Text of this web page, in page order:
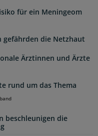
für ein Meningeom
gefährden die Netzhaut
Ärztinnen und Ärzte
rund um das Thema
beschleunigen die